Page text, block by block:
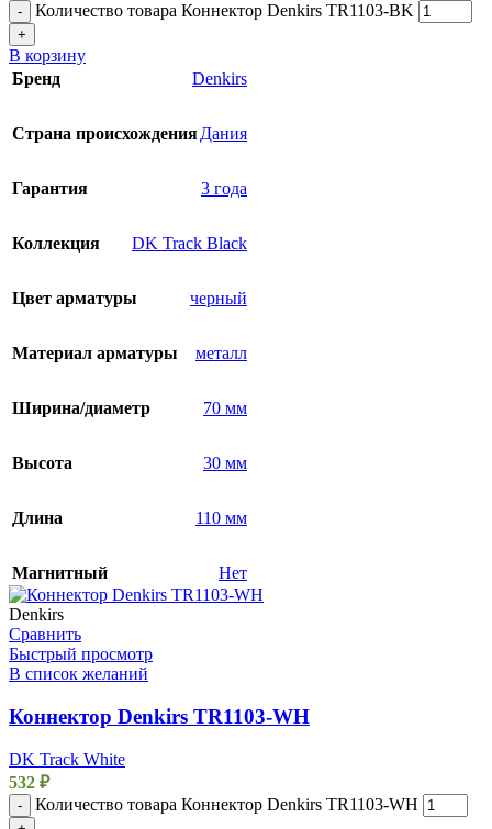
- Количество товара Коннектор Denkirs TR1103-BK
+
В корзину
Бренд
Denkirs
Страна происхожденияДания
Гарантия 3 года
Коллекция DK Track Black
Цвет арматуры черный
Материал арматуры металл
Ширина/диаметр 70 мм
Высота 30 мм
Длина 110 мм
Магнитный Нет
Denkirs
Сравнить
Быстрый просмотр
В список желаний
Коннектор Denkirs TR1103-WH
DK Track White
532 ₽
- Количество товара Коннектор Denkirs TR1103-WH